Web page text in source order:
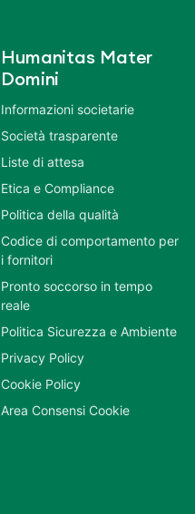
Humanitas Mater
Domini
Informazioni societarie
Società trasparente
Liste di attesa
Etica e Compliance
Politica della qualità
Codice di comportamento per
i fornitori
Pronto soccorso in tempo
reale
Politica Sicurezza e Ambiente
Privacy Policy
Cookie Policy
Area Consensi Cookie